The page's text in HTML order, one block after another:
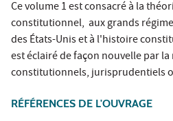
Ce volume 1 est consacré à la
constitutionnel, aux grands
des États-Unis et à l'histoire
est éclairé de façon nouvelle par
constitutionnels, jurisprudentiels
RÉFÉRENCES DE L'OUVRAGE